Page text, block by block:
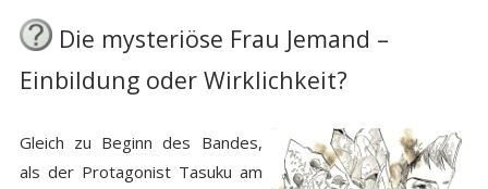
Die mysteriöse Frau Jemand –
Einbildung oder Wirklichkeit?
Gleich zu Beginn des Bandes,
als der Protagonist Tasuku am